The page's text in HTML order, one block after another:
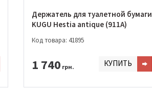
Держатель для туалетной бумаги
KUGU Hestia antique (911A)
Код товара: 41895
1 740 грн. КУПИТЬ